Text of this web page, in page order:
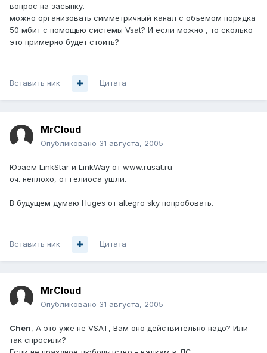
вопрос на засыпку.
можно организовать симметричный канал с объёмом порядка
50 мбит с помощью системы Vsat? И если можно , то сколько
это примерно будет стоить?
Вставить ник Цитата
MrCloud
Опубликовано 31 августа, 2005
Юзаем LinkStar и LinkWay от www.rusat.ru
оч. неплохо, от гелиоса ушли.
В будущем думаю Huges от altegro sky попробовать.
Вставить ник Цитата
MrCloud
Опубликовано 31 августа, 2005
Chen, А это уже не VSAT, Вам оно действительно надо? Или
так спросили?